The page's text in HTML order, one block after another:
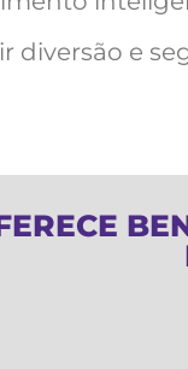
diversão e